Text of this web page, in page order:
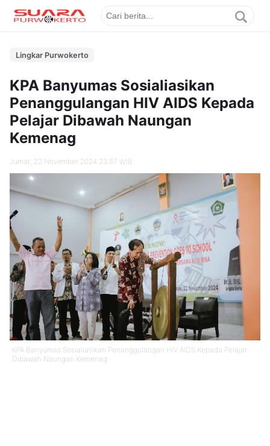
Lingkar Purwokerto
KPA Banyumas Sosialiasikan
Penanggulangan HIV AIDS Kepada
Pelajar Dibawah Naungan
Kemenag
Jumat, 22 November 2024 23.57 WIB
KPA Banyumas Sosialiasikan Penanggulangan HIV AIDS Kepada Pelajar
Dibawah Naungan Kemenag